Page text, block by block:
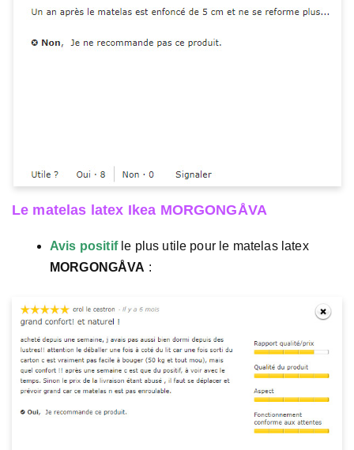
Le matelas latex Ikea MORGONGÅVA
Avis positif le plus utile pour le matelas latex
MORGONGÅVA :